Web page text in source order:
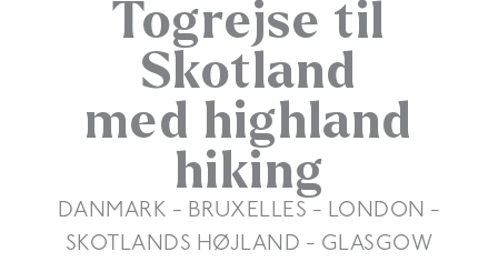
Togrejse til
Skotland
med highland
hiking
DANMARK - BRUXELLES - LONDON -
SKOTLANDS HØJLAND - GLASGOW